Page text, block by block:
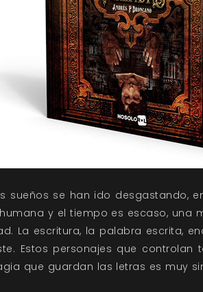
sueños se han ido desgastando,
y el tiempo es escaso, una
La escritura, la palabra escrita,
Estos personajes que
que guardan las letras es muy